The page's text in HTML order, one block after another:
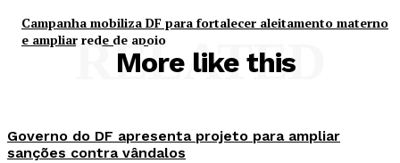
Campanha mobiliza DF para fortalecer aleitamento materno
e ampliar rede de apoio
More like this
RELATED
Governo do DF apresenta projeto para ampliar
sanções contra vândalos